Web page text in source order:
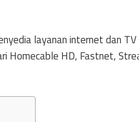
layanan internet dan
Homecable HD, Fastnet,